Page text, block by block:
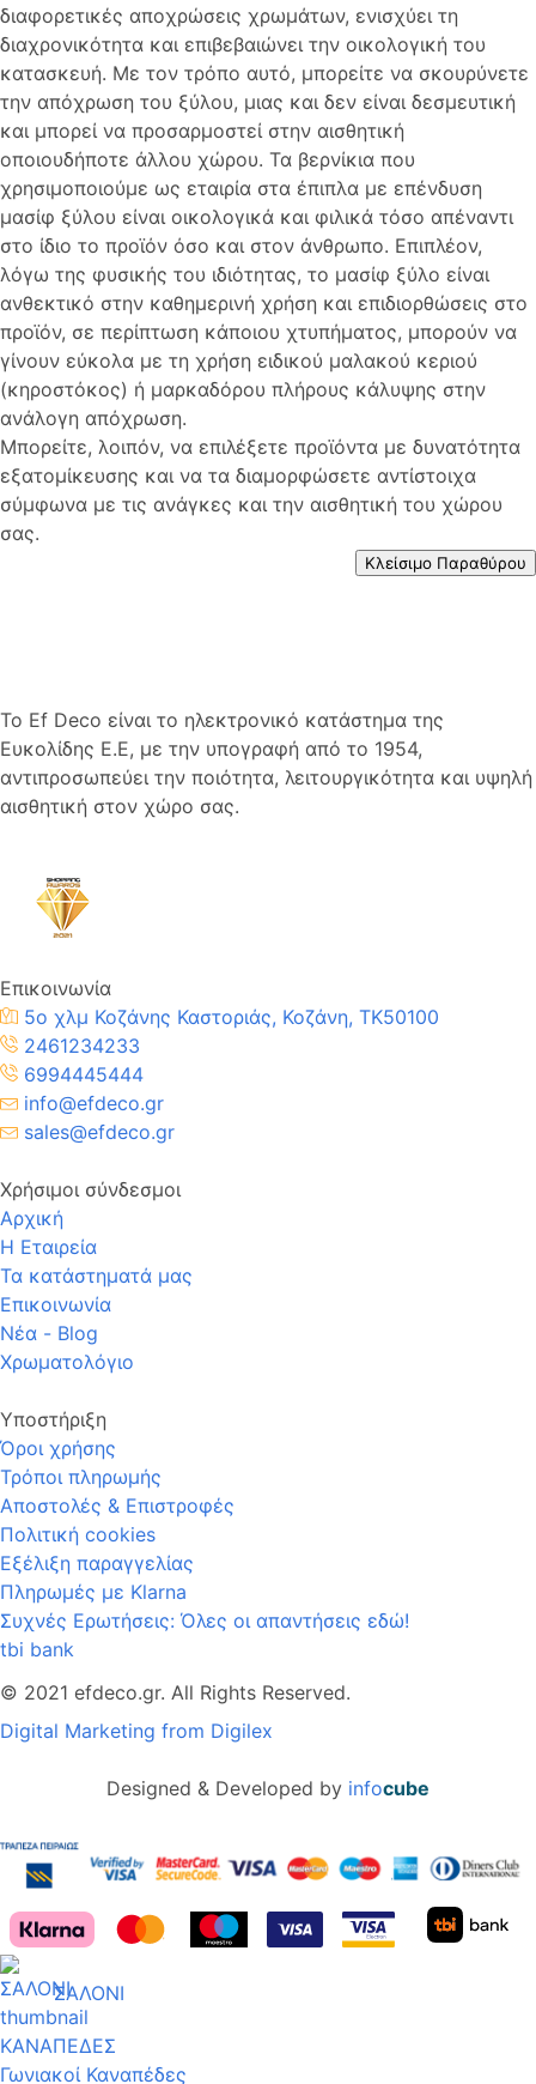
διαφορετικές αποχρώσεις χρωμάτων, ενισχύει τη
διαχρονικότητα και επιβεβαιώνει την οικολογική του
κατασκευή. Με τον τρόπο αυτό, μπορείτε να σκουρύνετε
την απόχρωση του ξύλου, μιας και δεν είναι δεσμευτική
και μπορεί να προσαρμοστεί στην αισθητική
οποιουδήποτε άλλου χώρου. Τα βερνίκια που
χρησιμοποιούμε ως εταιρία στα έπιπλα με επένδυση
μασίφ ξύλου είναι οικολογικά και φιλικά τόσο απέναντι
στο ίδιο το προϊόν όσο και στον άνθρωπο. Επιπλέον,
λόγω της φυσικής του ιδιότητας, το μασίφ ξύλο είναι
ανθεκτικό στην καθημερινή χρήση και επιδιορθώσεις στο
προϊόν, σε περίπτωση κάποιου χτυπήματος, μπορούν να
γίνουν εύκολα με τη χρήση ειδικού μαλακού κεριού
(κηροστόκος) ή μαρκαδόρου πλήρους κάλυψης στην
ανάλογη απόχρωση.
Μπορείτε, λοιπόν, να επιλέξετε προϊόντα με δυνατότητα
εξατομίκευσης και να τα διαμορφώσετε αντίστοιχα
σύμφωνα με τις ανάγκες και την αισθητική του χώρου
σας.
Κλείσιμο Παραθύρου
Το Ef Deco είναι το ηλεκτρονικό κατάστημα της
Ευκολίδης Ε.Ε, με την υπογραφή από το 1954,
αντιπροσωπεύει την ποιότητα, λειτουργικότητα και υψηλή
αισθητική στον χώρο σας.
Επικοινωνία
5ο χλμ Κοζάνης Καστοριάς, Κοζάνη, TK50100
2461234233
6994445444
info@efdeco.gr
sales@efdeco.gr
Χρήσιμοι σύνδεσμοι
Αρχική
Η Εταιρεία
Τα κατάστηματά μας
Επικοινωνία
Νέα - Blog
Χρωματολόγιο
Υποστήριξη
Όροι χρήσης
Τρόποι πληρωμής
Αποστολές & Επιστροφές
Πολιτική cookies
Εξέλιξη παραγγελίας
Πληρωμές με Klarna
Συχνές Ερωτήσεις: Όλες οι απαντήσεις εδώ!
tbi bank
© 2021 efdeco.gr. All Rights Reserved.
Digital Marketing from Digilex
Designed & Developed by infocube
ΣΑΛΟΝΙ
ΚΑΝΑΠΕΔΕΣ
Γωνιακοί Καναπέδες